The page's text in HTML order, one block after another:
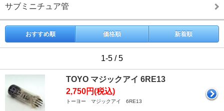
サブミニチュア管
おすすめ順 価格順 新着順
1-5 / 5
TOYO マジックアイ 6RE13
2,750円(税込)
トーヨー マジックアイ 6RE13